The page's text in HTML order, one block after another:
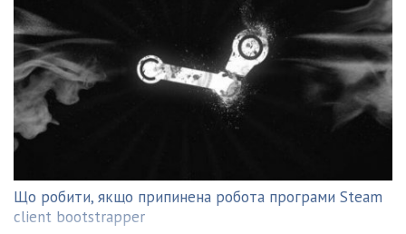
Що робити, якщо припинена робота програми Steam
client bootstrapper